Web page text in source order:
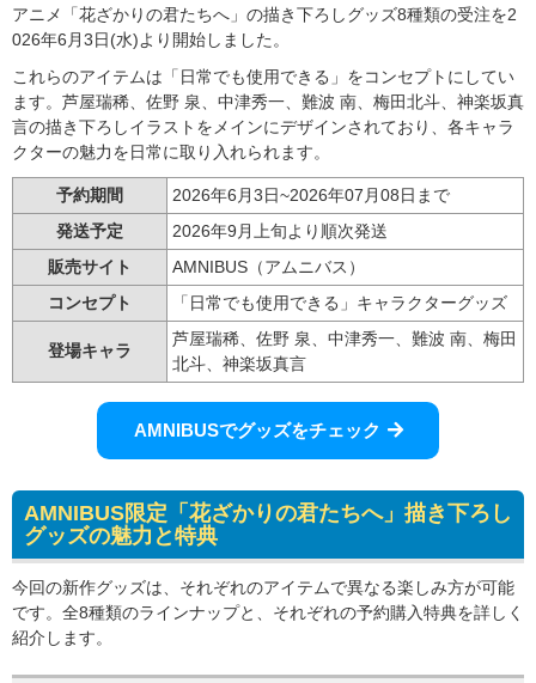
アニメ「花ざかりの君たちへ」の描き下ろしグッズ8種類の受注を2
026年6月3日(水)より開始しました。
これらのアイテムは「日常でも使用できる」をコンセプトにしてい
ます。芦屋瑞稀、佐野 泉、中津秀一、難波 南、梅田北斗、神楽坂真
言の描き下ろしイラストをメインにデザインされており、各キャラ
クターの魅力を日常に取り入れられます。
予約期間 2026年6月3日~2026年07月08日まで
発送予定
2026年9月上旬より順次発送
販売サイト
AMNIBUS（アムニバス）
コンセプト
「日常でも使用できる」キャラクターグッズ
登場キャラ
芦屋瑞稀、佐野 泉、中津秀一、難波 南、梅田
北斗、神楽坂真言
AMNIBUSでグッズをチェック
AMNIBUS限定「花ざかりの君たちへ」描き下ろし
グッズの魅力と特典
今回の新作グッズは、それぞれのアイテムで異なる楽しみ方が可能
です。全8種類のラインナップと、それぞれの予約購入特典を詳しく
紹介します。